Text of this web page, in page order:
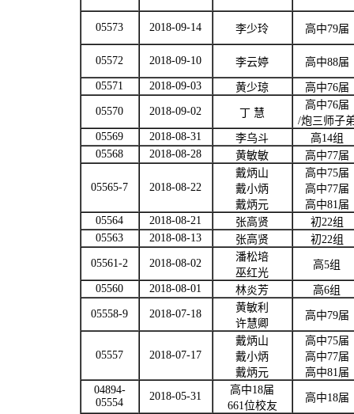
05573 2018-09-14 李少玲 高中79届
05572 2018-09-10 李云婷 高中88届
05571
2018-09-03 黄少琼 高中76届
05570
2018-09-02 丁 慧
高中76届
/炮三师子
05569
2018-08-31 李乌斗 高14组
05568
2018-08-28 黄敏敏 高中77届
05565-7 2018-08-22
戴炳山
戴小炳
戴炳元
高中75届
高中77届
高中81届
05564
2018-08-21 张高贤 初22组
05563
2018-08-13 张高贤 初22组
05561-2
2018-08-02
潘松培
巫红光
高5组
05560
2018-08-01 林炎芳 高6组
05558-9
2018-07-18
黄敏利
许慧卿
高中79届
05557 2018-07-17
戴炳山
戴小炳
戴炳元
高中75届
高中77届
高中81届
04894-
05554
2018-05-31
高中18届
661位校友
高中18届